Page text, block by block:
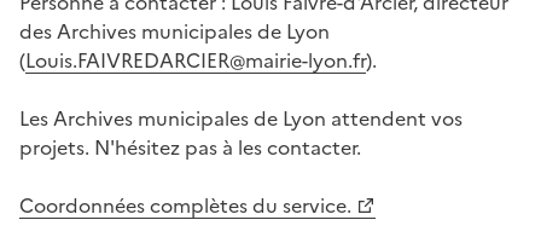
des Archives municipales de Lyon
(Louis.FAIVREDARCIER@mairie-lyon.fr).
Les Archives municipales de Lyon attendent vos
projets. N'hésitez pas à les contacter.
Coordonnées complètes du service.